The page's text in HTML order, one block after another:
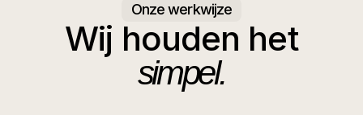
Onze werkwijze
Wij houden het
simpel.